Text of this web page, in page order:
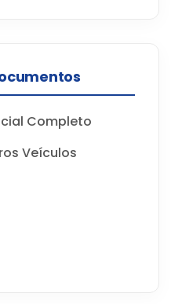
Completo
Veículos